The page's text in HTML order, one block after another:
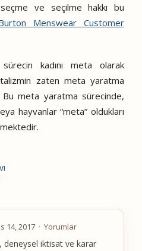
ve seçilme hakkı bu
Menswear Customer
kadını meta olarak
zaten meta yaratma
meta yaratma sürecinde,
hayvanlar “meta” oldukları
14, 2017 · Yorumlar
deneysel iktisat ve karar